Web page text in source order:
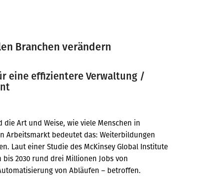
Branchen verändern
eine effizientere Verwaltung /
Art und Weise, wie viele Menschen in
Arbeitsmarkt bedeutet das: Weiterbildungen
Laut einer Studie des McKinsey Global Institute
2030 rund drei Millionen Jobs von
von Abläufen – betroffen.